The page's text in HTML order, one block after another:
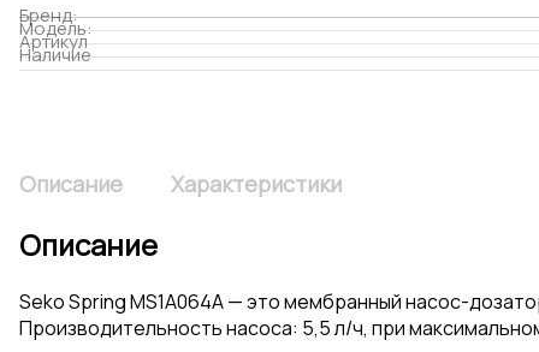
Бренд:
Модель:
Артикул
Наличие
Описание Характеристики
Описание
Seko Spring MS1A064A — это мембранный насос-
Производительность насоса: 5,5 л/ч, при